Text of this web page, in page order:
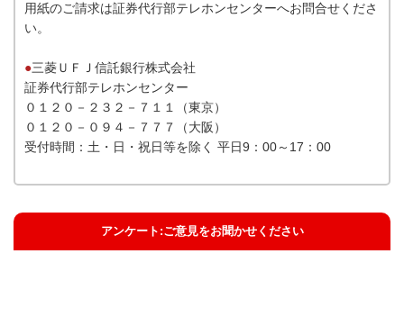
用紙のご請求は証券代行部テレホンセンターへお問合せくださ
い。
●三菱ＵＦＪ信託銀行株式会社
証券代行部テレホンセンター
０１２０－２３２－７１１（東京）
０１２０－０９４－７７７（大阪）
受付時間：土・日・祝日等を除く 平日9：00～17：00
アンケート:ご意見をお聞かせください